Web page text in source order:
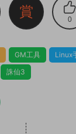
賞 0
GM工具 Linux
誅仙3